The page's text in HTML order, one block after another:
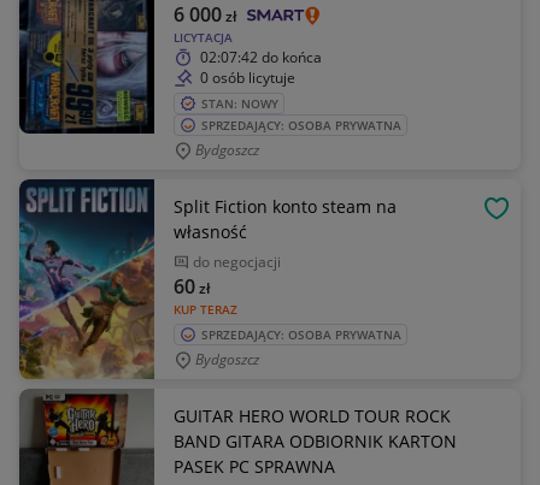
LICYTACJA
6 000zł
02:07:42 do końca
0 osób licytuje
STAN: NOWY
SPRZEDAJĄCY: OSOBA PRYWATNA
Bydgoszcz
Split Fiction konto steam na
własność
do negocjacji
KUP TERAZ
60zł
SPRZEDAJĄCY: OSOBA PRYWATNA
Bydgoszcz
GUITAR HERO WORLD TOUR ROCK
BAND GITARA ODBIORNIK KARTON
PASEK PC SPRAWNA